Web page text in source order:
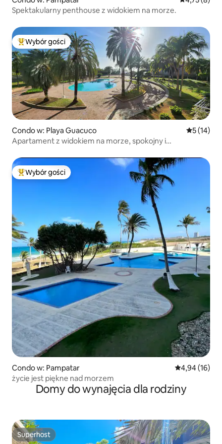
Spektakularny penthouse z widokiem na morze.
Najpopularniejsze z kategorii Wybór gości
Wybór gości
Condo w: Playa Guacuco Średnia
5 (14)
Apartament z widokiem na morze, spokojny i
Najpopularniejsze z kategorii Wybór gości
Wybór gości
Condo w: Pampatar Średnia
4,94 (16)
życie jest piękne nad morzem
Domy do wynajęcia dla rodziny
Superhost
Superhost